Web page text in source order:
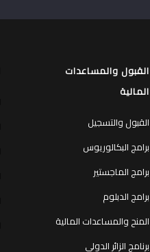
القبول والمساعدات
المالية
القبول والتسجيل
برامج البكالوريوس
برامج الماجستير
برامج الدبلوم
المنح والمساعدات المالية
برنامج الزائر الدولي